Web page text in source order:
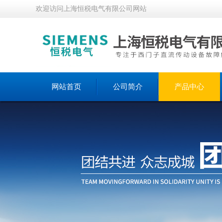
欢迎访问上海恒税电气有限公司网站
网站首页 公司简介 产品中心